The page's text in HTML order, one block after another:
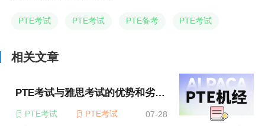
PTE考试 PTE考试 PTE备考 PTE考试
相关文章
PTE考试与雅思考试的优势和劣势分别是什么？
PTE考试 PTE考试 07-28